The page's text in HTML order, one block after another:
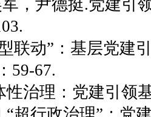
军，尹德挺.党建
型联动”：基层党
59-67.
性治理：党建引领